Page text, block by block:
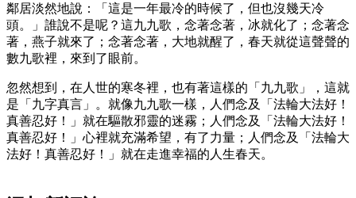
鄰居淡然地說：「這是一年最冷的時候了，但也沒幾天冷
頭。」誰說不是呢？這九九歌，念著念著，冰就化了；念著念
著，燕子就來了；念著念著，大地就醒了，春天就從這聲聲的
數九歌裡，來到了眼前。
忽然想到，在人世的寒冬裡，也有著這樣的「九九歌」，這就
是「九字真言」。就像九九歌一樣，人們念及「法輪大法好！
真善忍好！」就在驅散邪靈的迷霧；人們念及「法輪大法好！
真善忍好！」心裡就充滿希望，有了力量；人們念及「法輪大
法好！真善忍好！」就在走進幸福的人生春天。